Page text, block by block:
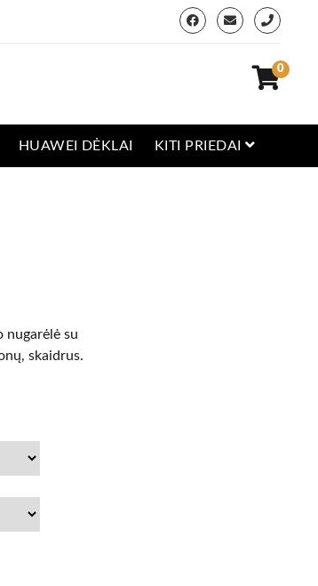
0
HUAWEI DĖKLAI KITI PRIEDAI
nugarėlė su
skaidrus.